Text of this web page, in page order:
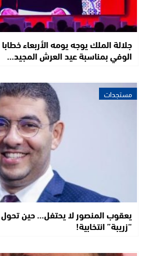
جلالة الملك يوجه يومه الأربعاء
الوفي بمناسبة عيد العرش المجيد…
مستجدات
يعقوب المنصور لا يحتفل… حين
“زريبة” انتخابية!